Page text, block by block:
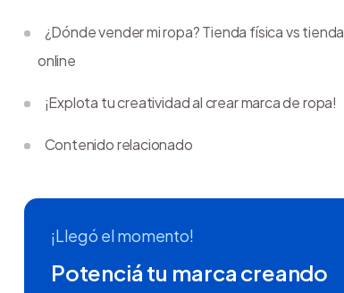
¿Dónde vender mi ropa? Tienda física vs tienda
online
¡Explota tu creatividad al crear marca de ropa!
Contenido relacionado
¡Llegó el momento!
Potenciá tu marca creando